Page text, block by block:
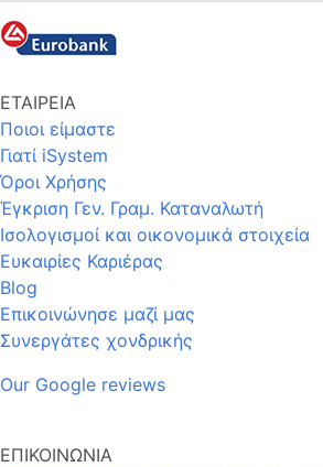
ΕΤΑΙΡΕΙΑ
Ποιοι είμαστε
Γιατί iSystem
Όροι Χρήσης
Έγκριση Γεν. Γραμ. Καταναλωτή
Ισολογισμοί και οικονομικά στοιχεία
Ευκαιρίες Καριέρας
Blog
Επικοινώνησε μαζί μας
Συνεργάτες χονδρικής
Our Google reviews
ΕΠΙΚΟΙΝΩΝΙΑ